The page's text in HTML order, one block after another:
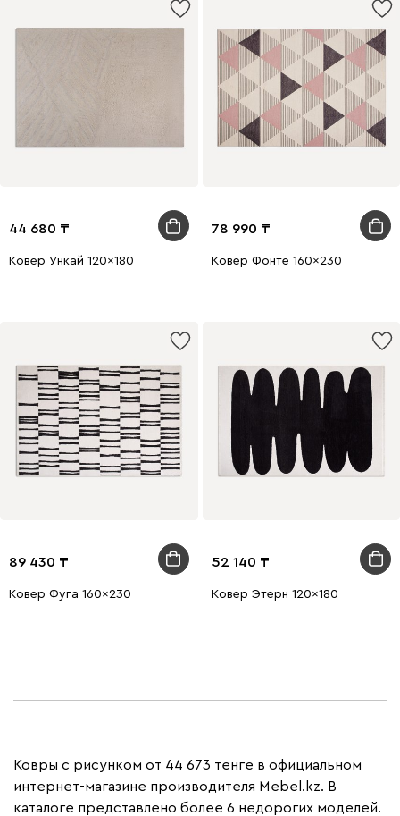
44 680
Ковер Ункай 120x180
78 990
Ковер Фонте 160x230
89 430
Ковер Фуга 160x230
52 140
Ковер Этерн 120x180
Ковры с рисунком от 44 673 тенге в официальном
интернет-магазине производителя Mebel.kz. В
каталоге представлено более 6 недорогих моделей.